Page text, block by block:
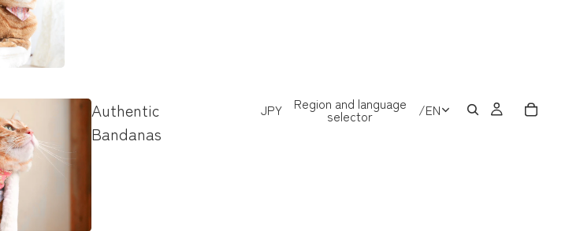
Authentic
Bandanas
JPY Region and language
selector /EN